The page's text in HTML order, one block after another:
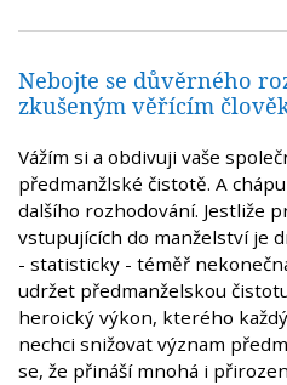
Nebojte se důvěrného
zkušeným věřícím
Vážím si a obdivuji vaše
předmanžlské čistotě. A
dalšího rozhodování. Jestliže
vstupujících do manželství je
- statisticky - téměř
udržet předmanželskou
heroický výkon, kterého
nechci snižovat význam
se, že přináší mnohá i